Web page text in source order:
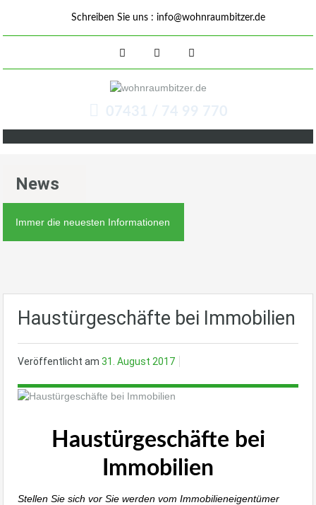
Schreiben Sie uns : info@wohnraumbitzer.de
07431 / 74 99 770
News
Immer die neuesten Informationen
Haustürgeschäfte bei Immobilien
Veröffentlicht am 31. August 2017
Haustürgeschäfte bei
Immobilien
Stellen Sie sich vor Sie werden vom Immobilieneigentümer